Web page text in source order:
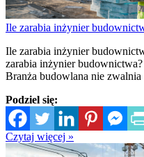
Ile zarabia inżynier
Ile zarabia inżynier
zarabia inżynier
Branża budowlana nie zwalnia
Podziel się:
Czytaj więcej »